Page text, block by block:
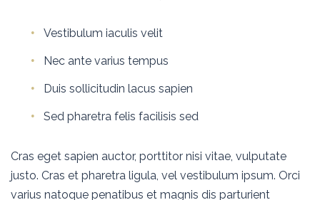
Vestibulum iaculis velit
Nec ante varius tempus
Duis sollicitudin lacus sapien
Sed pharetra felis facilisis sed
Cras eget sapien auctor, porttitor nisi vitae, vulputate
justo. Cras et pharetra ligula, vel vestibulum ipsum. Orci
varius natoque penatibus et magnis dis parturient